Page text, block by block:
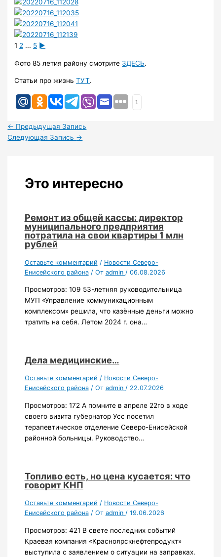
1 2 ... 5 ►
Фото 85 летия району смотрите ЗДЕСЬ.
Статьи про жизньТУТ.
1
← Предыдущая Запись
Следующая Запись →
Это интересно
Ремонт из общей кассы: директор
муниципального предприятия
потратила на свои квартиры 1 млн
рублей
Оставьте комментарий / Новости Северо-
Енисейского района/ От admin / 06.08.2026
Просмотров: 109 53-летняя руководительница
МУП «Управление коммуникационным
комплексом» решила, что казённые деньги можно
тратить на себя. Летом 2024 г. она…
Дела медицинские…
Оставьте комментарий / Новости Северо-
Енисейского района/ От admin / 22.07.2026
Просмотров: 172 А помните в апреле 22го в ходе
своего визита губернатор Усс посетил
терапевтическое отделение Северо-Енисейской
районной больницы. Руководство…
Топливо есть, но цена кусается: что
говорит КНП
Оставьте комментарий / Новости Северо-
Енисейского района/ От admin / 19.06.2026
Просмотров: 421 В свете последних событий
Краевая компания «Красноярскнефтепродукт»
выступила с заявлением о ситуации на заправках.